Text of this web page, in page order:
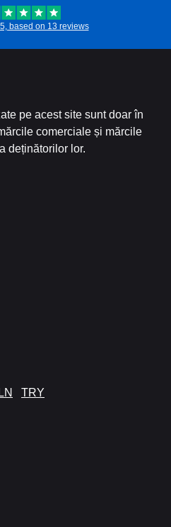
based on 13 reviews
pe acest site sunt doar în
comerciale și mărcile
deținătorilor lor.
TRY